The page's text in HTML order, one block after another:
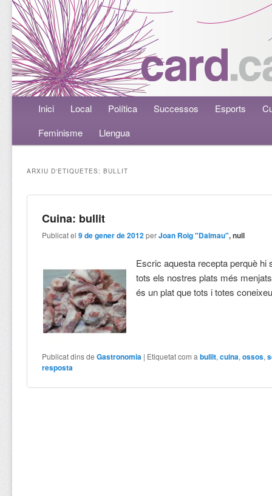
Menú principalAneu al contingut principal
Aneu al contingut secundari
Inici Local Política Successos Esports
Feminisme
Llengua
ARXIU D'ETIQUETES:BULLIT
Cuina: bullit
Publicat el9 de gener de 2012 perJoan Roig "Dalmau", null
Escric aquesta recepta perquè hi
tots els nostres plats més
és un plat que tots i totes
Publicat dins de Gastronomia | Etiquetat com a bullit,cuina,ossos,
resposta